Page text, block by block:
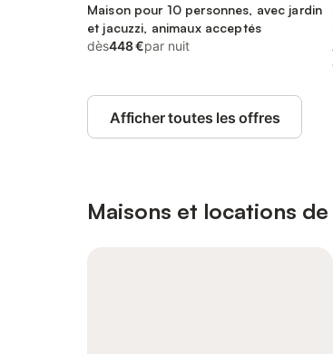
Maison pour 10 personnes, avec jardin
et jacuzzi, animaux acceptés
dès448 €par nuit
Afficher toutes les offres
Maisons et locations